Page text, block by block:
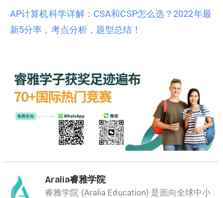
AP计算机科学详解：CSA和CSP怎么选？2022年最
新5分率，考点分析，题型总结！
Aralia睿雅学院
睿雅学院 (Aralia Education) 是面向全球中小